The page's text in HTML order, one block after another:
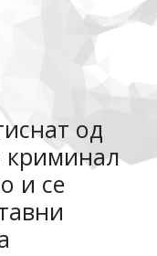
од
криминал
и се